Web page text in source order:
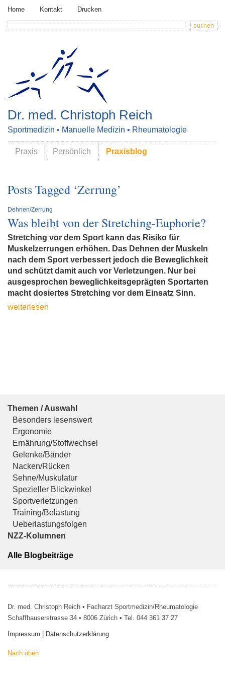
Home Kontakt Drucken
Dr. med. Christoph Reich
Sportmedizin • Manuelle Medizin • Rheumatologie
Praxis Persönlich Praxisblog
Posts Tagged ‘Zerrung’
Dehnen/Zerrung
Was bleibt von der Stretching-Euphorie?
Stretching vor dem Sport kann das Risiko für
Muskelzerrungen erhöhen. Das Dehnen der Muskeln
nach dem Sport verbessert jedoch die Beweglichkeit
und schützt damit auch vor Verletzungen. Nur bei
ausgesprochen beweglichkeitsgeprägten Sportarten
macht dosiertes Stretching vor dem Einsatz Sinn.
weiterlesen
Themen / Auswahl
Besonders lesenswert
Ergonomie
Ernährung/Stoffwechsel
Gelenke/Bänder
Nacken/Rücken
Sehne/Muskulatur
Spezieller Blickwinkel
Sportverletzungen
Training/Belastung
Ueberlastungsfolgen
NZZ-Kolumnen
Alle Blogbeiträge
Dr. med. Christoph Reich • Facharzt Sportmedizin/Rheumatologie
Schaffhauserstrasse 34 • 8006 Zürich • Tel. 044 361 37 27
Impressum Datenschutzerklärung
Nach oben